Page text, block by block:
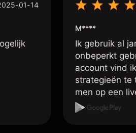
01-14
M****
Ik gebruik al
onbeperkt
account vind
strategieën te
men op een
posities